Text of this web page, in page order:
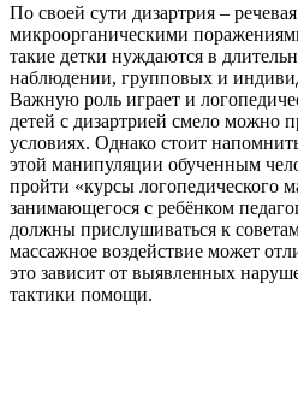
По своей сути дизартрия –
микроорганическими
такие детки нуждаются в
наблюдении, групповых и
Важную роль играет и
детей с дизартрией смело можно
условиях. Однако стоит
этой манипуляции обученным
пройти «курсы логопедического
занимающегося с ребёнком
должны прислушиваться к
массажное воздействие может
это зависит от выявленных
тактики помощи.